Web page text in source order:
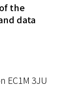
the
data
EC1M 3JU